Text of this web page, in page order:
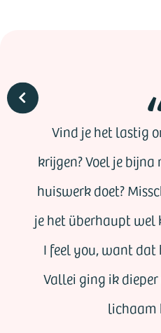
Vind je het lastig
krijgen? Voel je
huiswerk doet?
je het überhaupt wel
I feel you, want dat
Vallei ging ik
lichaam